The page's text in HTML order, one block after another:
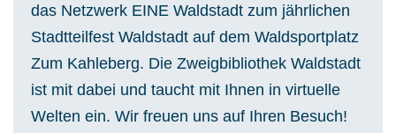
das Netzwerk EINE Waldstadt zum jährlichen
Stadtteilfest Waldstadt auf dem Waldsportplatz
Zum Kahleberg. Die Zweigbibliothek Waldstadt
ist mit dabei und taucht mit Ihnen in virtuelle
Welten ein. Wir freuen uns auf Ihren Besuch!